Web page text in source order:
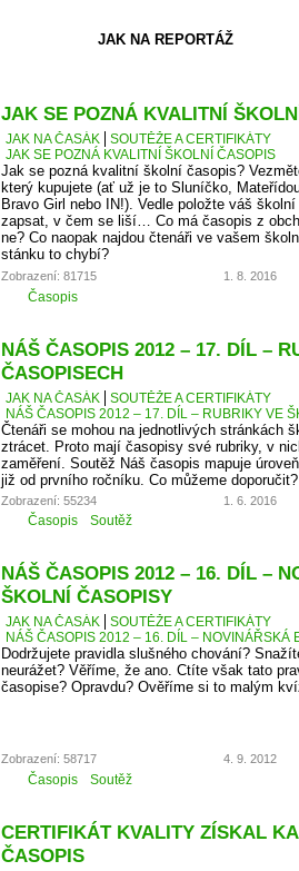
JAK NA REPORTÁŽ
JAK SE POZNÁ KVALITNÍ
JAK NA ČASÁK
SOUTĚŽE A CERTIFIKÁTY
JAK SE POZNÁ KVALITNÍ ŠKOLNÍ ČASOPIS
Jak se pozná kvalitní školní časopis?
který kupujete (ať už je to Sluníčko,
Bravo Girl nebo IN!). Vedle položte váš
zapsat, v čem se liší… Co má časopis z
ne? Co naopak najdou čtenáři ve vašem
stánku to chybí?
Zobrazení: 81715 1. 8. 2016
Časopis
NÁŠ ČASOPIS 2012 – 17. DÍL –
ČASOPISECH
JAK NA ČASÁK
SOUTĚŽE A CERTIFIKÁTY
NÁŠ ČASOPIS 2012 – 17. DÍL – RUBRIKY VE
Čtenáři se mohou na jednotlivých stránkách
ztrácet. Proto mají časopisy své rubriky, v
zaměření. Soutěž Náš časopis mapuje
již od prvního ročníku. Co můžeme doporučit?
Zobrazení: 55234 1. 6. 2016
Časopis Soutěž
NÁŠ ČASOPIS 2012 – 16. DÍL –
ŠKOLNÍ ČASOPISY
JAK NA ČASÁK
SOUTĚŽE A CERTIFIKÁTY
NÁŠ ČASOPIS 2012 – 16. DÍL – NOVINÁŘSKÁ
Dodržujete pravidla slušného chování?
neurážet? Věříme, že ano. Ctíte však tato
časopise? Opravdu? Ověříme si to malým
Zobrazení: 58717 4. 9. 2012
Časopis Soutěž
CERTIFIKÁT KVALITY ZÍSKAL
ČASOPIS